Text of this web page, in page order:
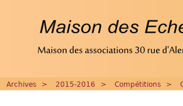
Archives > 2015-2016 > Compétitions >